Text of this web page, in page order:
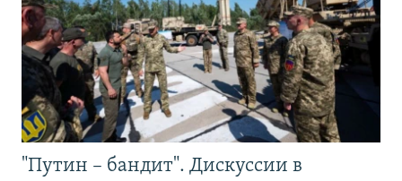
"Путин – бандит". Дискуссии в